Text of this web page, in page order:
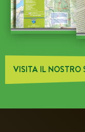
VISITA IL NOSTRO